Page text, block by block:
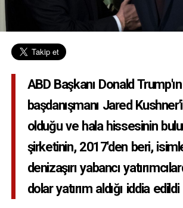
ABD Başkanı Donald
başdanışmanı Jared
olduğu ve hala hissesinin
şirketinin, 2017'den beri,
denizaşırı yabancı
dolar yatırım aldığı iddia edildi